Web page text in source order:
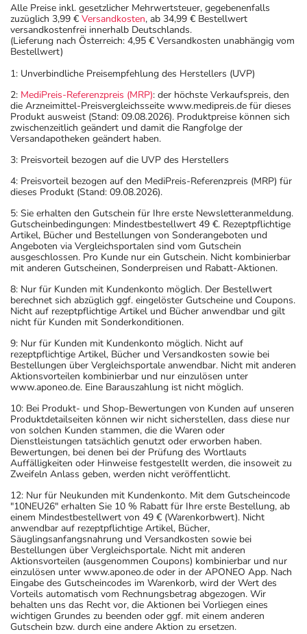
Alle Preise inkl. gesetzlicher Mehrwertsteuer, gegebenenfalls
zuzüglich 3,99 € Versandkosten, ab 34,99 € Bestellwert
versandkostenfrei innerhalb Deutschlands.
(Lieferung nach Österreich: 4,95 € Versandkosten unabhängig vom
Bestellwert)
1: Unverbindliche Preisempfehlung des Herstellers (UVP)
2: MediPreis-Referenzpreis (MRP): der höchste Verkaufspreis, den
die Arzneimittel-Preisvergleichsseite www.medipreis.de für dieses
Produkt ausweist (Stand: 09.08.2026). Produktpreise können sich
zwischenzeitlich geändert und damit die Rangfolge der
Versandapotheken geändert haben.
3: Preisvorteil bezogen auf die UVP des Herstellers
4: Preisvorteil bezogen auf den MediPreis-Referenzpreis (MRP) für
dieses Produkt (Stand: 09.08.2026).
5: Sie erhalten den Gutschein für Ihre erste Newsletteranmeldung.
Gutscheinbedingungen: Mindestbestellwert 49 €. Rezeptpflichtige
Artikel, Bücher und Bestellungen von Sonderangeboten und
Angeboten via Vergleichsportalen sind vom Gutschein
ausgeschlossen. Pro Kunde nur ein Gutschein. Nicht kombinierbar
mit anderen Gutscheinen, Sonderpreisen und Rabatt-Aktionen.
8: Nur für Kunden mit Kundenkonto möglich. Der Bestellwert
berechnet sich abzüglich ggf. eingelöster Gutscheine und Coupons.
Nicht auf rezeptpflichtige Artikel und Bücher anwendbar und gilt
nicht für Kunden mit Sonderkonditionen.
9: Nur für Kunden mit Kundenkonto möglich. Nicht auf
rezeptpflichtige Artikel, Bücher und Versandkosten sowie bei
Bestellungen über Vergleichsportale anwendbar. Nicht mit anderen
Aktionsvorteilen kombinierbar und nur einzulösen unter
www.aponeo.de. Eine Barauszahlung ist nicht möglich.
10: Bei Produkt- und Shop-Bewertungen von Kunden auf unseren
Produktdetailseiten können wir nicht sicherstellen, dass diese nur
von solchen Kunden stammen, die die Waren oder
Dienstleistungen tatsächlich genutzt oder erworben haben.
Bewertungen, bei denen bei der Prüfung des Wortlauts
Auffälligkeiten oder Hinweise festgestellt werden, die insoweit zu
Zweifeln Anlass geben, werden nicht veröffentlicht.
12: Nur für Neukunden mit Kundenkonto. Mit dem Gutscheincode
"10NEU26" erhalten Sie 10 % Rabatt für Ihre erste Bestellung, ab
einem Mindestbestellwert von 49 € (Warenkorbwert). Nicht
anwendbar auf rezeptpflichtige Artikel, Bücher,
Säuglingsanfangsnahrung und Versandkosten sowie bei
Bestellungen über Vergleichsportale. Nicht mit anderen
Aktionsvorteilen (ausgenommen Coupons) kombinierbar und nur
einzulösen unter www.aponeo.de oder in der APONEO App. Nach
Eingabe des Gutscheincodes im Warenkorb, wird der Wert des
Vorteils automatisch vom Rechnungsbetrag abgezogen. Wir
behalten uns das Recht vor, die Aktionen bei Vorliegen eines
wichtigen Grundes zu beenden oder ggf. mit einem anderen
Gutschein bzw. durch eine andere Aktion zu ersetzen.